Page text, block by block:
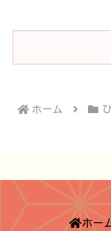
ホーム
ホー